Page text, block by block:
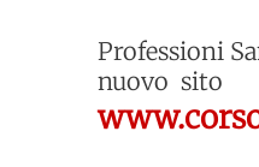
Professioni
nuovo sito